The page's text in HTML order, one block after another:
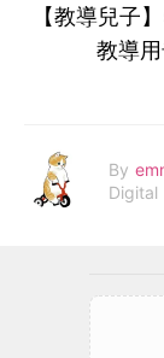
【教導兒子
教導
By
Digital